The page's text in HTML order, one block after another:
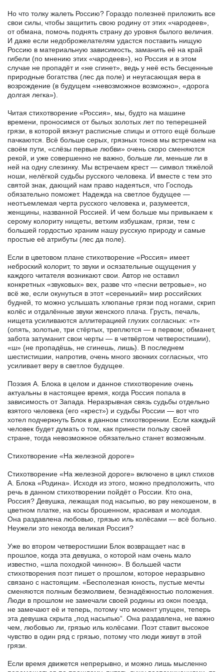
Но что толку жалеть Россию? Гораздо полезнеё приложить все
свои силы, чтобы защитить свою родину от этих «чародеев»,
от обмана, помочь поднять страну до уровня былого величия.
И даже если недоброжелателям удастся поставить нищую
Россию в материальную зависимость, заманить её на край
гибели (по мнению этих «чародеев»), но Россия и в этом
случае не пропадёт и «не сгинет», ведь у неё есть бесценные
природные богатства (лес да поле) и неугасающая вера в
возрождение (в будущем «невозможное возможно», «дорога
долгая легка»).
Читая стихотворение «Россия», мы, будто на машине
времени, проносимся от былых золотых лет по теперешней
грязи, в которой вязнут расписные спицы и оттого ещё больше
пачкаются. Всё больше серых, грязных тонов мы встречаем на
своём пути, «слёзы первые любви» очень скоро сменяются
рекой, и уже совершенно не важно, больше ли, меньше ли в
ней на одну слезинку. Мы встречаем крест — символ тяжёлой
ноши, нелёгкой судьбы русского человека. И вместе с тем это
святой знак, дающий нам право надеяться, что Господь
обязательно поможет. Надежда на светлое будущее —
неотъемлемая черта русского человека и, разумеется,
женщины, названной Россией. И чем больше мы привыкаем к
серому колориту нищеты, ветхим избушкам, грязи, тем с
большей гордостью храним нашу русскую природу и самые
простые её атрибуты (лес да поле).
Если в цветовом плане стихотворение «Россия» имеет
неброский колорит, то звуки и осязательные ощущения у
каждого читателя возникают свои. Автор не оставил
конкретных «звуковых» вех, разве что «песни ветровые», но
всё же, если окунуться в этот «серенький» мир российских
будней, то можно услышать хлюпанье грязи под ногами, скрип
колёс и отдалённые звуки женского плача. Грусть, печаль,
нищета усиливаются аллитерацией глухих согласных: «т»
(опять, золотые, три стёртых, треплются — в первом; обманет,
забота затуманит свои черты — в четвёртом четверостишии),
«ш» (не пропадёшь, не сгинешь, лишь). В последнем
шестистишии, напротив, очень много звонких согласных, что
усиливает веру в светлое будущее.
Поэзия А. Блока в целом и данное стихотворение очень
актуальны в настоящее время, когда Россия попала в
зависимость от Запада. Неразрывная связь судьбы отдельно
взятого человека (его «крест») и судьбы России — вот что
хотел подчеркнуть Блок в данном стихотворении. Если каждый
человек будет думать о том, как принести пользу своей
стране, тогда невозможное обязательно станет возможным.
Стихотворение «На железной дороге»
Стихотворение «На железной дороге» включено в цикл стихов
А. Блока «Родина». Исходя из этого, можно предположить, что
речь в данном стихотворении пойдёт о России. Кто она,
Россия? Девушка, лежащая под насыпью, во рву некошеном, в
цветном платке, на косы брошенном, красивая и молодая.
Она раздавлена любовью, грязью иль колёсами — всё больно.
Неужели это некогда великая Россия?
Уже во втором четверостишии Блок возвращает нас в
прошлое, когда эта девушка, о которой нам очень мало
известно, «шла походкой чинною». В большей части
стихотворения поэт пишет о прошлом, которое неразрывно
связано с настоящим. «Бесполезная юность, пустые мечты
сменяются полным безмолвием, безнадёжностью положения.
Люди в прошлом не замечали своей родины из окон поезда,
не замечают её и теперь, потому что момент упущен, теперь
эта девушка скрыта „под насыпью“. Она раздавлена, не важно
чем, любовью ли, грязью иль колёсами. Поэт ставит высокое
чувство в один ряд с грязью, потому что люди живут в этой
грязи.
Если время движется непрерывно, и можно лишь мысленно